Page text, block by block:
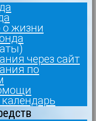
о жизни
через сайт
по